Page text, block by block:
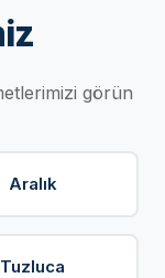
görün
Aralık
Tuzluca